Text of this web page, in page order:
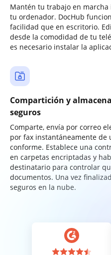
Mantén tu trabajo en
tu ordenador. DocHub
facilidad que en escritorio.
desde la comodidad de tu
es necesario instalar la
Compartición y
seguros
Comparte, envía por correo
por fax instantáneamente de
conforme. Establece una
en carpetas encriptadas y
destinatario para controlar
documentos. Una vez
seguros en la nube.